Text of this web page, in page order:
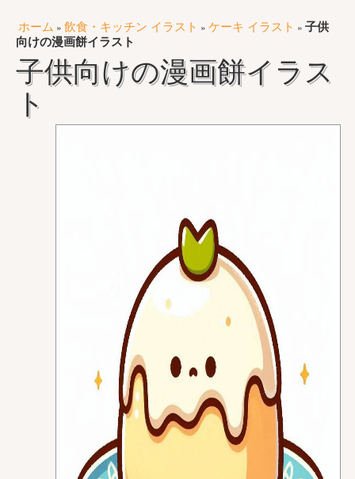
ホーム » 飲食・キッチン イラスト » ケーキ イラスト » 子供
向けの漫画餅イラスト
子供向けの漫画餅イラス
ト